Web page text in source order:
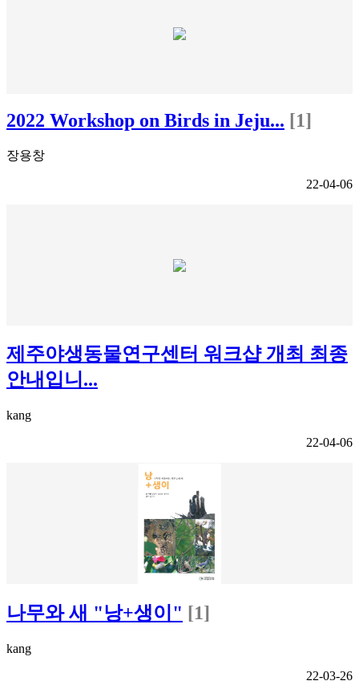
2022 Workshop on Birds in Jeju... [1]
장용창
22-04-06
제주야생동물연구센터 워크샵 개최 최종
안내입니...
kang
22-04-06
나무와 새 "낭+생이" [1]
kang
22-03-26